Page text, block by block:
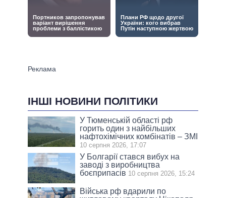
ІНШІ НОВИНИ ПОЛІТИКИ
У Тюменській області рф
горить один з найбільших
нафтохімічних комбінатів – ЗМІ
10 серпня 2026, 17:07
У Болгарії стався вибух на
заводі з виробництва
боєприпасів 10 серпня 2026, 15:24
Війська рф вдарили по